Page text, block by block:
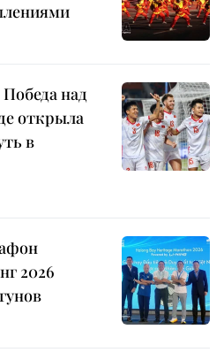
над
открыла
в
2026